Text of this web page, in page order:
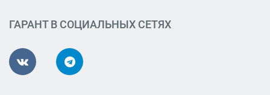
ГАРАНТ В СОЦИАЛЬНЫХ СЕТЯХ